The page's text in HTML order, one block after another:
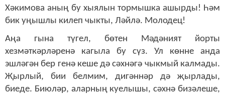
Хәкимова аның бу хыялын тормышка ашырды! Һәм
бик уңышлы килеп чыкты, Ләйлә. Молодец!
Аңа гына түгел, бөтен Мәдәният йорты
хезмәткәрләренә кагыла бу сүз. Ул көнне анда
эшләгән бер генә кеше дә сәхнәгә чыкмый калмады.
Җырлый, бии белмим, дигәннәр дә җырлады,
биеде. Биюләр, аларның куелышы, сәхнә бизәлеше,